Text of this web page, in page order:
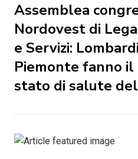
Assemblea
Nordovest di
e Servizi:
Piemonte fanno
stato di salute